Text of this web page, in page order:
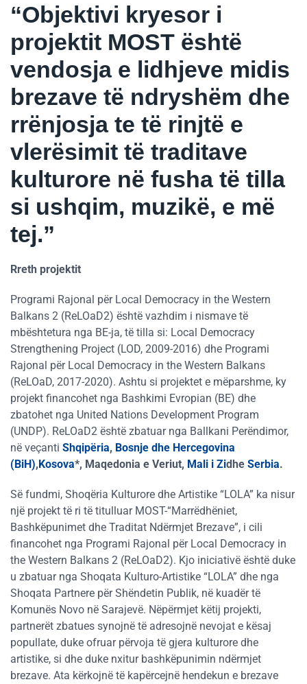
“Objektivi kryesor i
projektit MOST është
vendosja e lidhjeve midis
brezave të ndryshëm dhe
rrënjosja te të rinjtë e
vlerësimit të traditave
kulturore në fusha të tilla
si ushqim, muzikë, e më
tej.”
Rreth projektit
Programi Rajonal për Local Democracy in the Western
Balkans 2 (ReLOaD2) është vazhdim i nismave të
mbështetura nga BE-ja, të tilla si: Local Democracy
Strengthening Project (LOD, 2009-2016) dhe Programi
Rajonal për Local Democracy in the Western Balkans
(ReLOaD, 2017-2020). Ashtu si projektet e mëparshme, ky
projekt financohet nga Bashkimi Evropian (BE) dhe
zbatohet nga United Nations Development Program
(UNDP). ReLOaD2 është zbatuar nga Ballkani Perëndimor,
në veçanti Shqipëria, Bosnje dhe Hercegovina
(BiH),Kosova*, Maqedonia e Veriut, Mali i Zidhe Serbia.
Së fundmi, Shoqëria Kulturore dhe Artistike “LOLA” ka nisur
një projekt të ri të titulluar MOST-“Marrëdhëniet,
Bashkëpunimet dhe Traditat Ndërmjet Brezave”, i cili
financohet nga Programi Rajonal për Local Democracy in
the Western Balkans 2 (ReLOaD2). Kjo iniciativë është duke
u zbatuar nga Shoqata Kulturo-Artistike “LOLA” dhe nga
Shoqata Partnere për Shëndetin Publik, në kuadër të
Komunës Novo në Sarajevë. Nëpërmjet këtij projekti,
partnerët zbatues synojnë të adresojnë nevojat e kësaj
popullate, duke ofruar përvoja të gjera kulturore dhe
artistike, si dhe duke nxitur bashkëpunimin ndërmjet
brezave. Ata kërkojnë të kapërcejnë hendekun e brezave